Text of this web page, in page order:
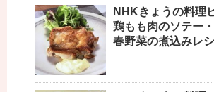
NHKきょうの料理
鶏もも肉のソテー
春野菜の煮込みレシ